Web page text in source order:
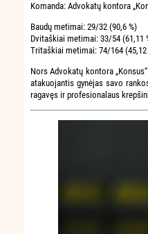
Komanda: Advokatų kontora
Baudų metimai: 29/32 (90,6 %)
Dvitaškiai metimai: 33/54 (61,11
Tritaškiai metimai: 74/164 (45,12
Nors Advokatų kontora
atakuojantis gynėjas savo
ragavęs ir profesionalaus